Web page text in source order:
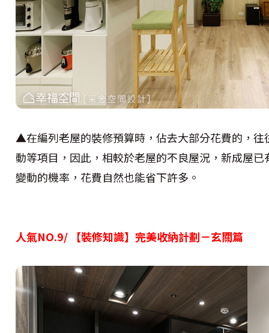
▲在編列老屋的裝修預算時，佔去大部分花費的，
動等項目，因此，相較於老屋的不良屋況，新成屋
變動的機率，花費自然也能省下許多。
人氣NO.9/ 【裝修知識】完美收納計劃－玄關篇